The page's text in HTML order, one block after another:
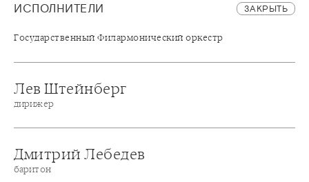
ИСПОЛНИТЕЛИ ЗАКРЫТЬ
Государственный Филармонический оркестр
Лев Штейнберг
дирижер
Дмитрий Лебедев
баритон